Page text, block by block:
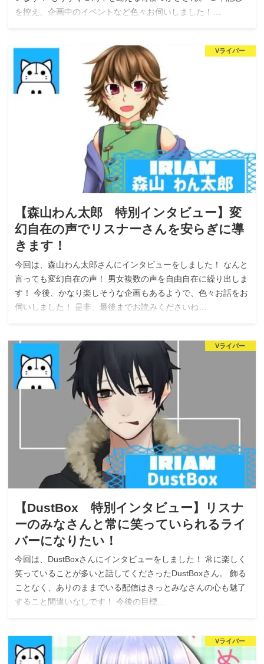
を控え、企画中のイベントなど色々お伺いしました！…
Vライバー
【森山わん太郎 特別インタビュー】変
幻自在の声でリスナーさんを安らぎに導
きます！
今回は、森山わん太郎さんにインタビューをしました！ なんと
言っても変幻自在の声！ 男女複数の声を自由自在に繰り出しま
す！ 今後、かなり楽しそうな企画もあるようで、色々お話をお
伺いしました！ 是非、最後までお読みくださいね…
Vライバー
【DustBox 特別インタビュー】リスナ
ーのみなさんと常に笑っていられるライ
バーになりたい！
今回は、DustBoxさんにインタビューをしました！ 常に楽しく
笑っていることが多いと話してくださったDustBoxさん。 飾る
ことなく、ありのままでいる配信はきっとみなさんの心も魅了
すること間違いなしです！ 今後の目標…
Vライバー